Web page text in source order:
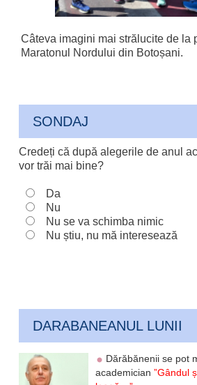
Câteva imagini mai strălucite de la
Maratonul Nordului din Botoșani.
SONDAJ
Credeți că după alegerile de anul
vor trăi mai bine?
Da
Nu
Nu se va schimba nimic
Nu știu, nu mă interesează
DARABANEANUL LUNII
Dărăbănenii se pot
academician”Gândul